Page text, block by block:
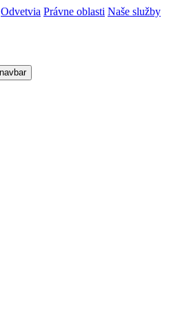
Odvetvia Právne oblasti Naše služby